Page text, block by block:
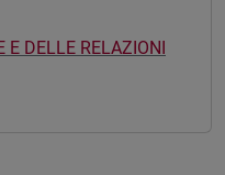
E DELLE RELAZIONI